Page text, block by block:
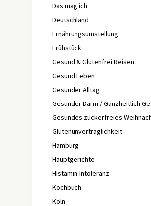
Das mag ich
Deutschland
Ernährungsumstellung
Frühstück
Gesund & Glutenfrei Reisen
Gesund Leben
Gesunder Alltag
Gesunder Darm / Ganzheitlich
Gesundes zuckerfreies
Glutenunverträglichkeit
Hamburg
Hauptgerichte
Histamin-Intoleranz
Kochbuch
Köln